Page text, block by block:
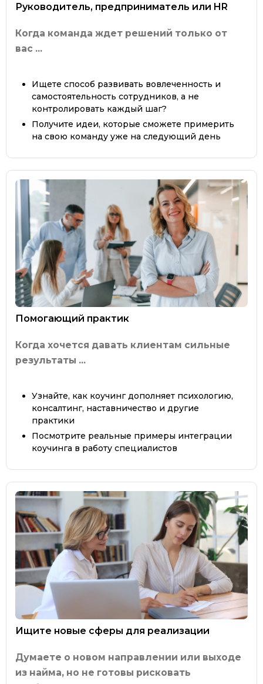
Руководитель, предприниматель или HR
Когда команда ждет решений только от
вас ...
Ищете способ развивать вовлеченность и
самостоятельность сотрудников, а не
контролировать каждый шаг?
Получите идеи, которые сможете примерить
на свою команду уже на следующий день
Помогающий практик
Когда хочется давать клиентам сильные
результаты ...
Узнайте, как коучинг дополняет психологию,
консалтинг, наставничество и другие
практики
Посмотрите реальные примеры интеграции
коучинга в работу специалистов
Ищите новые сферы для реализации
Думаете о новом направлении или выходе
из найма, но не готовы рисковать